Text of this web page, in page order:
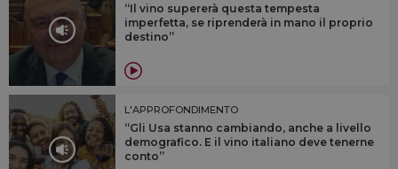
“Il vino supererà questa tempesta
imperfetta, se riprenderà in mano il proprio
destino”
L'APPROFONDIMENTO
“Gli Usa stanno cambiando, anche a livello
demografico. E il vino italiano deve tenerne
conto”